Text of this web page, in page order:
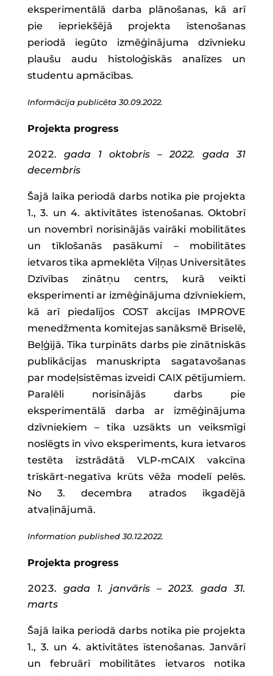
eksperimentālā darba plānošanas, kā arī
pie iepriekšējā projekta īstenošanas
periodā iegūto izmēģinājuma dzīvnieku
plaušu audu histoloģiskās analīzes un
studentu apmācības.
Informācija publicēta 30.09.2022.
Projekta progress
gada 1 oktobris – 2022. gada 31
decembris
Šajā laika periodā darbs notika pie projekta
1., 3. un 4. aktivitātes īstenošanas. Oktobrī
un novembrī norisinājās vairāki mobilitātes
un tīklošanās pasākumi – mobilitātes
ietvaros tika apmeklēta Viļņas Universitātes
Dzīvības zinātņu centrs, kurā veikti
eksperimenti ar izmēģinājuma dzīvniekiem,
kā arī piedalījos COST akcijas IMPROVE
menedžmenta komitejas sanāksmē Briselē,
Beļģijā. Tika turpināts darbs pie zinātniskās
publikācijas manuskripta sagatavošanas
par modeļsistēmas izveidi CAIX pētījumiem.
Paralēli norisinājās darbs pie
eksperimentālā darba ar izmēģinājuma
dzīvniekiem – tika uzsākts un veiksmīgi
noslēgts in vivo eksperiments, kura ietvaros
testēta izstrādātā VLP-mCAIX vakcīna
trīskārt-negatīva krūts vēža modelī pelēs.
No 3. decembra atrados ikgadējā
atvaļinājumā.
Information published 30.12.2022.
Projekta progress
gada 1. janvāris – 2023. gada 31.
marts
Šajā laika periodā darbs notika pie projekta
1., 3. un 4. aktivitātes īstenošanas. Janvārī
un februārī mobilitātes ietvaros notika